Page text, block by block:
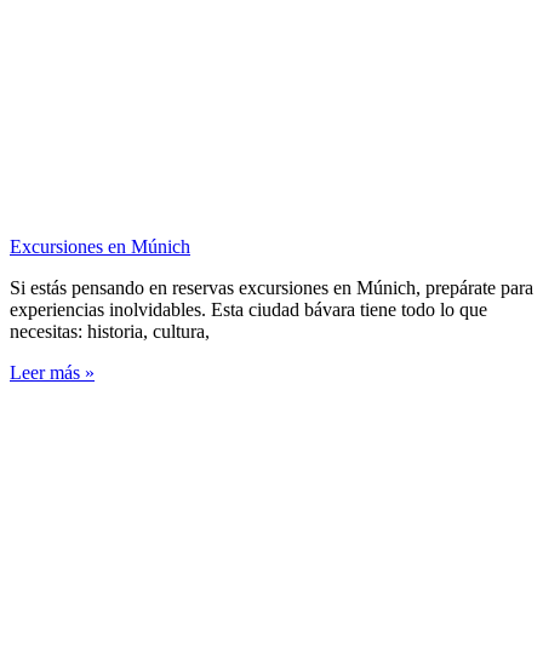
Excursiones en Múnich
Si estás pensando en reservas excursiones en Múnich, prepárate para
experiencias inolvidables. Esta ciudad bávara tiene todo lo que
necesitas: historia, cultura,
Leer más »